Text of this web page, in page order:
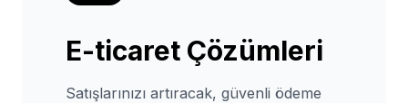
E-ticaret Çözümleri
Satışlarınızı artıracak, güvenli ödeme